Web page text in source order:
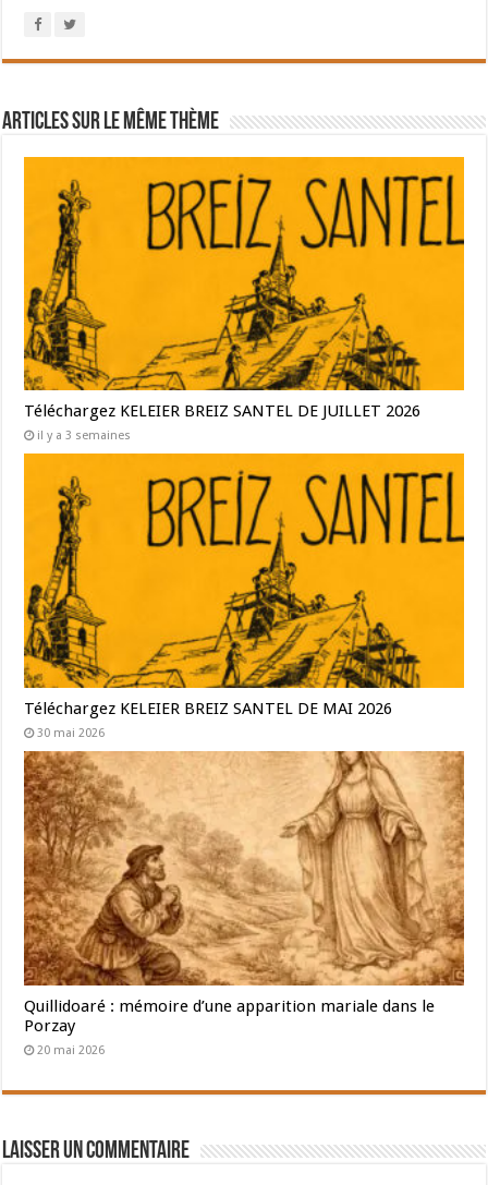
Articles sur le même thème
Téléchargez KELEIER BREIZ SANTEL DE JUILLET 2026
il y a 3 semaines
Téléchargez KELEIER BREIZ SANTEL DE MAI 2026
30 mai 2026
Quillidoaré : mémoire d’une apparition mariale dans le
Porzay
20 mai 2026
Laisser un commentaire